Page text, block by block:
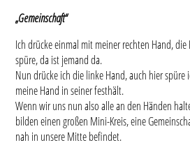
„Gemeinschaft“
Ich drücke einmal mit meiner rechten Hand,
spüre, da ist jemand da.
Nun drücke ich die linke Hand, auch hier spüre
meine Hand in seiner festhält.
Wenn wir uns nun also alle an den Händen
bilden einen großen Mini-Kreis, eine
nah in unsere Mitte befindet.